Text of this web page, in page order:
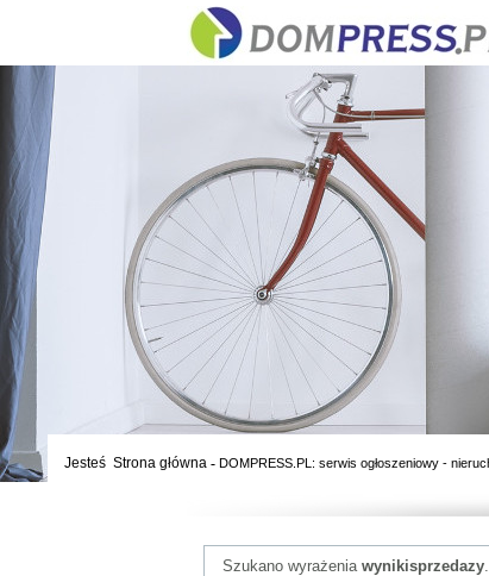
Jesteś Strona główna - DOMPRESS.PL: serwis ogłoszeniowy -
Szukano wyrażenia wynikisprzedazy